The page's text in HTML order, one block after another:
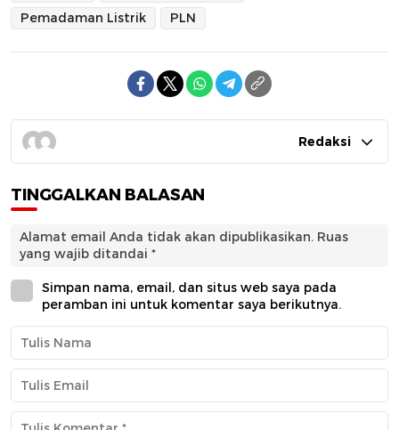
Pemadaman Listrik
PLN
Redaksi
TINGGALKAN BALASAN
Alamat email Anda tidak akan dipublikasikan. Ruas
yang wajib ditandai *
Simpan nama, email, dan situs web saya pada
peramban ini untuk komentar saya berikutnya.